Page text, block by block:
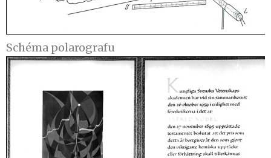
Schéma polarografu